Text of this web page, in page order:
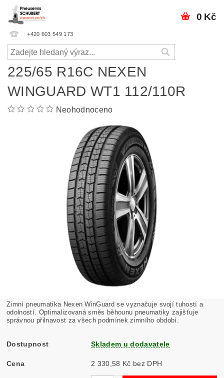
+420 603 549 173
0 Kč
225/65 R16C NEXEN
WINGUARD WT1 112/110R
Neohodnoceno
Zimní pneumatika Nexen WinGuard se vyznačuje svojí tuhostí a
odolností. Optimalizovaná směs běhounu pneumatiky zajišťuje
správnou přilnavost za všech podmínek zimního období.
Dostupnost Skladem u dodavatele
Cena 2 330,58 Kč bez DPH